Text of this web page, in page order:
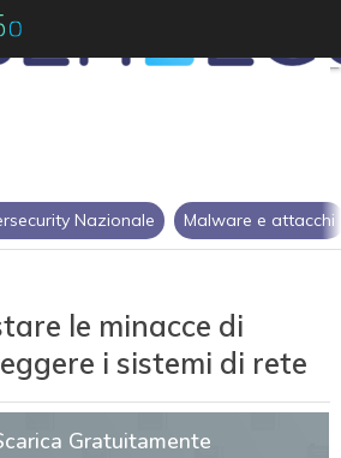
Nazionale Malware e attacchi
le minacce di
i sistemi di rete
Gratuitamente